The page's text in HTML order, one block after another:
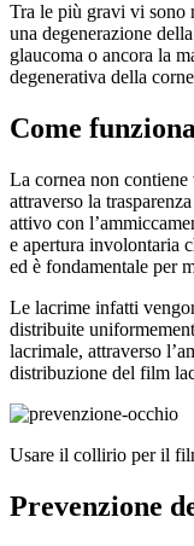
Tra le più gravi vi sono
una degenerazione
glaucoma o ancora la
degenerativa della
Come
La cornea non contiene
attraverso la
attivo con
e apertura involontaria
ed è fondamentale per
Le lacrime infatti
distribuite
lacrimale, attraverso
distribuzione del film
Usare il collirio per il
Prevenzione